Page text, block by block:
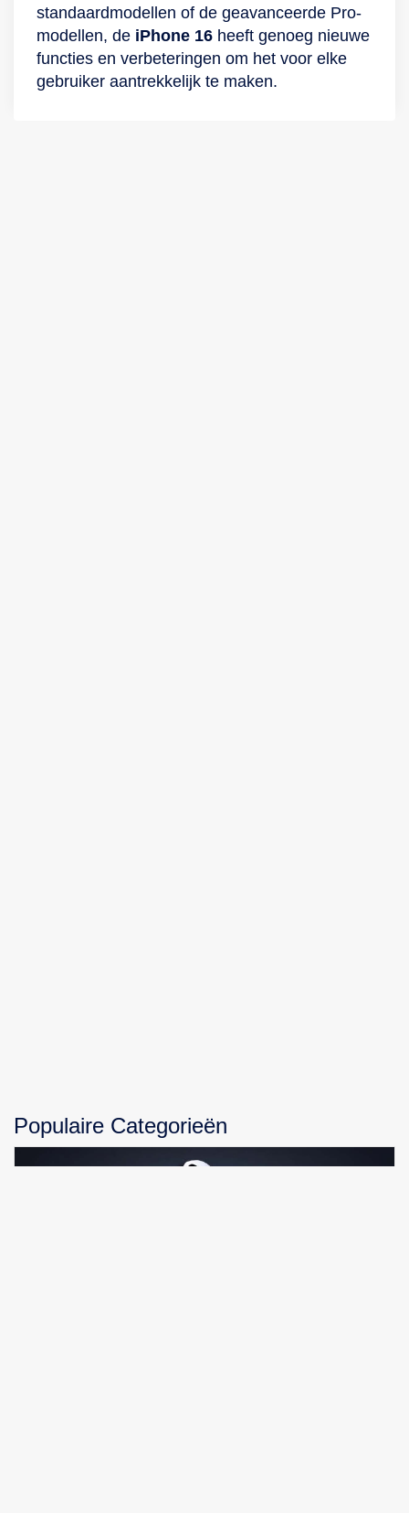
standaardmodellen of de geavanceerde Pro-
modellen, de iPhone 16 heeft genoeg nieuwe
functies en verbeteringen om het voor elke
gebruiker aantrekkelijk te maken.
Populaire Categorieën